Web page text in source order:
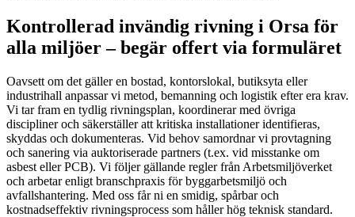
Kontrollerad invändig rivning i Orsa för
alla miljöer – begär offert via formuläret
Oavsett om det gäller en bostad, kontorslokal, butiksyta eller
industrihall anpassar vi metod, bemanning och logistik efter era krav.
Vi tar fram en tydlig rivningsplan, koordinerar med övriga
discipliner och säkerställer att kritiska installationer identifieras,
skyddas och dokumenteras. Vid behov samordnar vi provtagning
och sanering via auktoriserade partners (t.ex. vid misstanke om
asbest eller PCB). Vi följer gällande regler från Arbetsmiljöverket
och arbetar enligt branschpraxis för byggarbetsmiljö och
avfallshantering. Med oss får ni en smidig, spårbar och
kostnadseffektiv rivningsprocess som håller hög teknisk standard.